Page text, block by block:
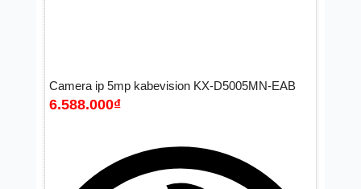
Camera ip 5mp kabevision KX-D5005MN-EAB
6.588.000₫